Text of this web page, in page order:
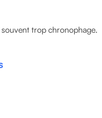
souvent trop chronophage.